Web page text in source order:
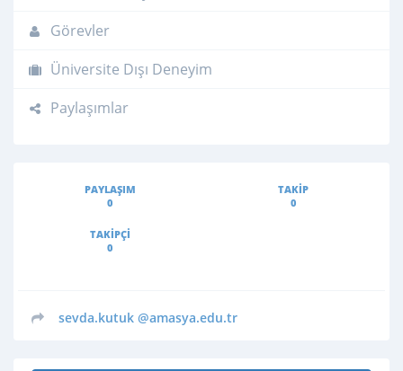
Görevler
Üniversite Dışı Deneyim
Paylaşımlar
PAYLAŞIM
0
TAKIP
0
TAKIPÇI
0
sevda.kutuk @amasya.edu.tr